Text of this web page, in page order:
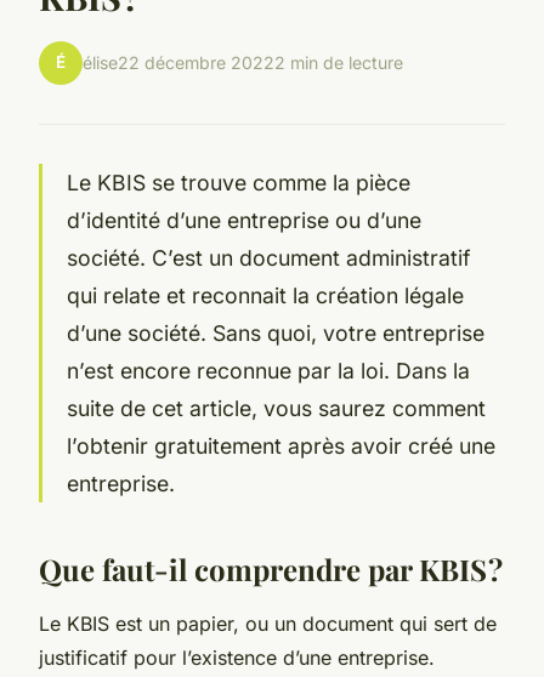
É élise22 décembre 20222 min de lecture
Le KBIS se trouve comme la pièce
d’identité d’une entreprise ou d’une
société. C’est un document administratif
qui relate et reconnait la création légale
d’une société. Sans quoi, votre entreprise
n’est encore reconnue par la loi. Dans la
suite de cet article, vous saurez comment
l’obtenir gratuitement après avoir créé une
entreprise.
Que faut-il comprendre par KBIS ?
Le KBIS est un papier, ou un document qui sert de
justificatif pour l’existence d’une entreprise.